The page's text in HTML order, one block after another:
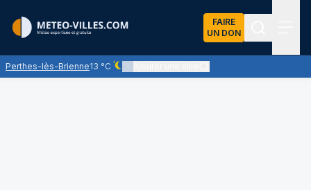
FAIRE
UN DON
Perthes-lès-Brienne13 °C
Ciel dégagé - quasiment pas de nuages